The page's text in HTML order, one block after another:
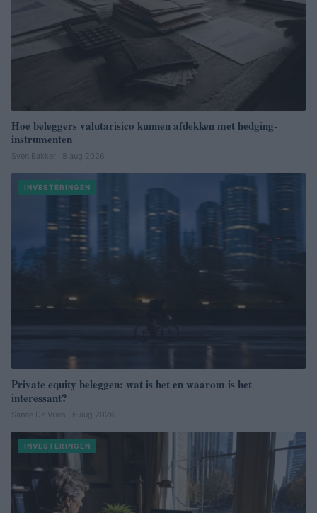
Hoe beleggers valutarisico kunnen afdekken met hedging-
instrumenten
Sven Bakker · 8 aug 2026
INVESTERINGEN
Private equity beleggen: wat is het en waarom is het
interessant?
Sanne De Vries · 6 aug 2026
INVESTERINGEN